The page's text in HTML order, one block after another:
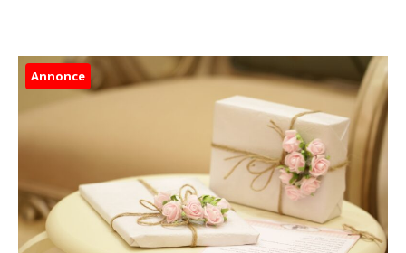
Annonce